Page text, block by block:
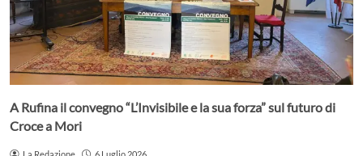
A Rufina il convegno “L’Invisibile e la sua forza” sul futuro di
Croce a Mori